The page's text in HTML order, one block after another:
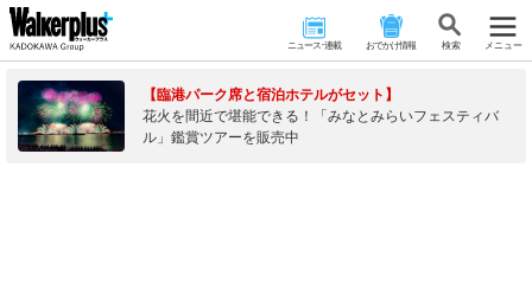
ニュース･連載 おでかけ情報 検 索 メニュー
【臨港パーク席と宿泊ホテルがセット】
花火を間近で堪能できる！「みなとみらいフェスティバ
ル」鑑賞ツアーを販売中